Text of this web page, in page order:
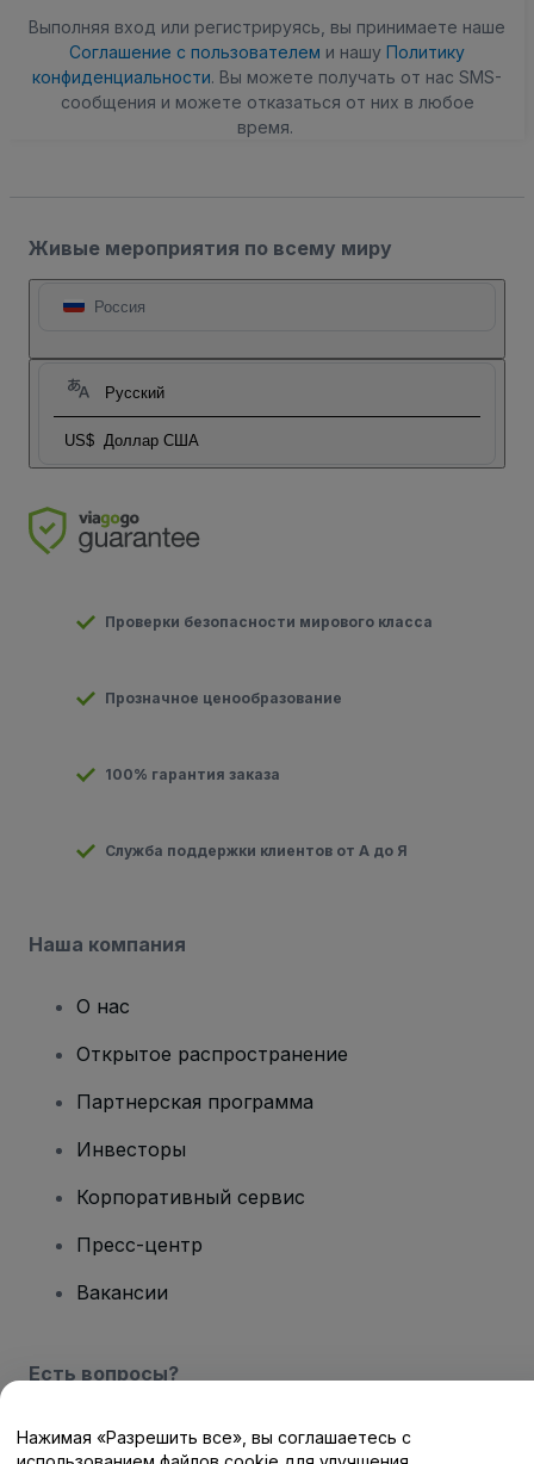
Выполняя вход или регистрируясь, вы принимаете наше
Соглашение с пользователем и нашу Политику
конфиденциальности. Вы можете получать от нас SMS-
сообщения и можете отказаться от них в любое
время.
Живые мероприятия по всему миру
Россия
Русский
US$ Доллар США
Проверки безопасности мирового класса
Прозначное ценообразование
100% гарантия заказа
Служба поддержки клиентов от А до Я
Наша компания
О нас
Открытое распространение
Партнерская программа
Инвесторы
Корпоративный сервис
Пресс-центр
Вакансии
Есть вопросы?
Центр помощи / Свяжитесь с нами
Нажимая «Разрешить все», вы соглашаетесь с